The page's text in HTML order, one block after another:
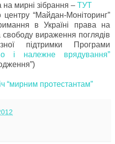
на мирні зібрання – ТУТ
центру “Майдан-Моніторинг”
в Україні права на
свободу вираження поглядів
підтримки Програми
і належне врядування”
“мирним протестантам”